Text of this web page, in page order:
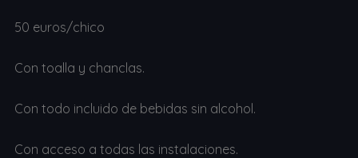
50 euros/chico
Con toalla y chanclas.
Con todo incluido de bebidas sin alcohol.
Con acceso a todas las instalaciones.